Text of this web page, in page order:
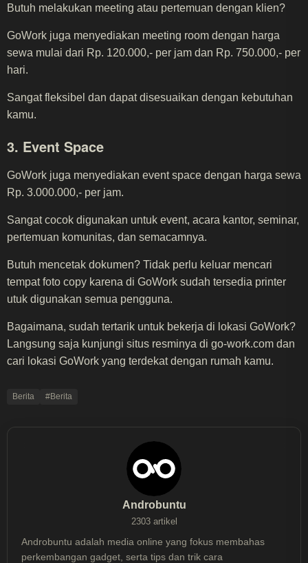
Butuh melakukan meeting atau pertemuan dengan klien?
GoWork juga menyediakan meeting room dengan harga
sewa mulai dari Rp. 120.000,- per jam dan Rp. 750.000,- per
hari.
Sangat fleksibel dan dapat disesuaikan dengan kebutuhan
kamu.
3. Event Space
GoWork juga menyediakan event space dengan harga sewa
Rp. 3.000.000,- per jam.
Sangat cocok digunakan untuk event, acara kantor, seminar,
pertemuan komunitas, dan semacamnya.
Butuh mencetak dokumen? Tidak perlu keluar mencari
tempat foto copy karena di GoWork sudah tersedia printer
utuk digunakan semua pengguna.
Bagaimana, sudah tertarik untuk bekerja di lokasi GoWork?
Langsung saja kunjungi situs resminya di go-work.com dan
cari lokasi GoWork yang terdekat dengan rumah kamu.
Berita #Berita
Androbuntu
2303 artikel
Androbuntu adalah media online yang fokus membahas
perkembangan gadget, serta tips dan trik cara